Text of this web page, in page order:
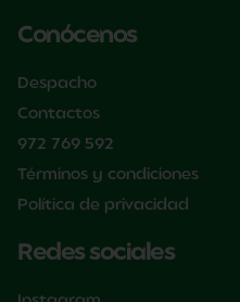
Conócenos
Despacho
Contactos
972 769 592
Términos y condiciones
Política de privacidad
Redes sociales